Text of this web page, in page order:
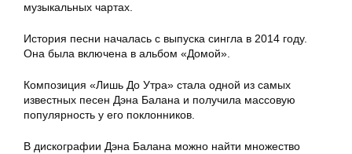
музыкальных чартах.
История песни началась с выпуска сингла в 2014 году.
Она была включена в альбом «Домой».
Композиция «Лишь До Утра» стала одной из самых
известных песен Дэна Балана и получила массовую
популярность у его поклонников.
В дискографии Дэна Балана можно найти множество